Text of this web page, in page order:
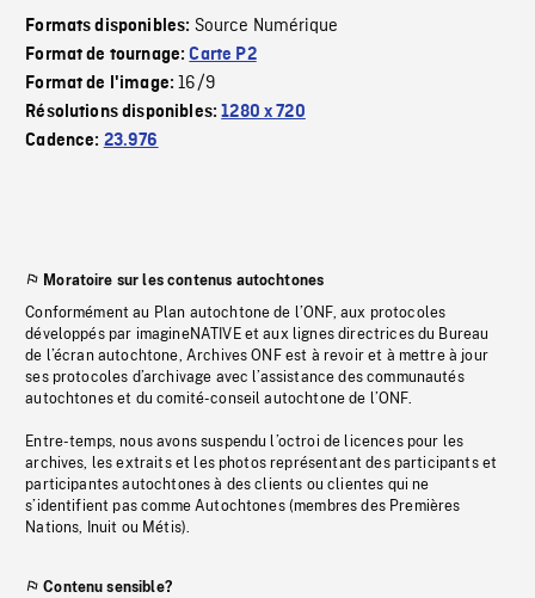
Formats disponibles: Source Numérique
Format de tournage:Carte P2
Format de l'image:16/9
Résolutions disponibles:1280 x 720
Cadence: 23.976
Moratoire sur les contenus autochtones
Conformément au Plan autochtone de l’ONF, aux protocoles
développés par imagineNATIVE et aux lignes directrices du Bureau
de l’écran autochtone, Archives ONF est à revoir et à mettre à jour
ses protocoles d’archivage avec l’assistance des communautés
autochtones et du comité-conseil autochtone de l’ONF.
Entre-temps, nous avons suspendu l’octroi de licences pour les
archives, les extraits et les photos représentant des participants et
participantes autochtones à des clients ou clientes qui ne
s’identifient pas comme Autochtones (membres des Premières
Nations, Inuit ou Métis).
Contenu sensible?